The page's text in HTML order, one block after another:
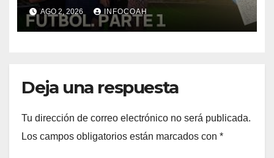
AGO 2, 2026 INFOCOAH
Deja una respuesta
Tu dirección de correo electrónico no será publicada.
Los campos obligatorios están marcados con *